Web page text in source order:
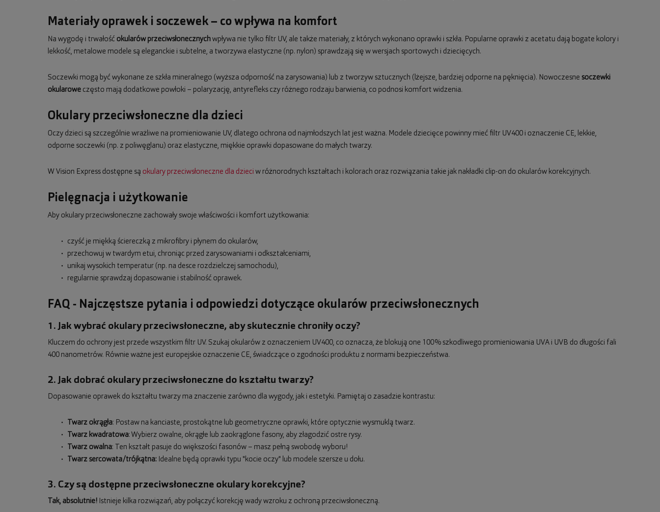
Materiały oprawek i soczewek – co wpływa na komfort
Na wygodę i trwałość okularów przeciwsłonecznych wpływa nie tylko filtr UV, ale także materiały, z których wykonano oprawki i szkła. Popularne oprawki z acetatu dają bogate kolory i
lekkość, metalowe modele są eleganckie i subtelne, a tworzywa elastyczne (np. nylon) sprawdzają się w wersjach sportowych i dziecięcych.
Soczewki mogą być wykonane ze szkła mineralnego (wyższa odporność na zarysowania) lub z tworzyw sztucznych (lżejsze, bardziej odporne na pęknięcia). Nowoczesne soczewki
okularowe często mają dodatkowe powłoki – polaryzację, antyrefleks czy różnego rodzaju barwienia, co podnosi komfort widzenia.
Okulary przeciwsłoneczne dla dzieci
Oczy dzieci są szczególnie wrażliwe na promieniowanie UV, dlatego ochrona od najmłodszych lat jest ważna. Modele dziecięce powinny mieć filtr UV400 i oznaczenie CE, lekkie,
odporne soczewki (np. z poliwęglanu) oraz elastyczne, miękkie oprawki dopasowane do małych twarzy.
W Vision Express dostępne są okulary przeciwsłoneczne dla dzieci w różnorodnych kształtach i kolorach oraz rozwiązania takie jak nakładki clip-on do okularów korekcyjnych.
Pielęgnacja i użytkowanie
Aby okulary przeciwsłoneczne zachowały swoje właściwości i komfort użytkowania:
czyść je miękką ściereczką z mikrofibry i płynem do okularów,
przechowuj w twardym etui, chroniąc przed zarysowaniami i odkształceniami,
unikaj wysokich temperatur (np. na desce rozdzielczej samochodu),
regularnie sprawdzaj dopasowanie i stabilność oprawek.
FAQ - Najczęstsze pytania i odpowiedzi dotyczące okularów przeciwsłonecznych
1. Jak wybrać okulary przeciwsłoneczne, aby skutecznie chroniły oczy?
Kluczem do ochrony jest przede wszystkim filtr UV. Szukaj okularów z oznaczeniem UV400, co oznacza, że blokują one 100% szkodliwego promieniowania UVA i UVB do długości fali
400 nanometrów. Równie ważne jest europejskie oznaczenie CE, świadczące o zgodności produktu z normami bezpieczeństwa.
2. Jak dobrać okulary przeciwsłoneczne do kształtu twarzy?
Dopasowanie oprawek do kształtu twarzy ma znaczenie zarówno dla wygody, jak i estetyki. Pamiętaj o zasadzie kontrastu:
Twarz okrągła: Postaw na kanciaste, prostokątne lub geometryczne oprawki, które optycznie wysmuklą twarz.
Twarz kwadratowa: Wybierz owalne, okrągłe lub zaokrąglone fasony, aby złagodzić ostre rysy.
Twarz owalna: Ten kształt pasuje do większości fasonów – masz pełną swobodę wyboru!
Twarz sercowata/trójkątna: Idealne będą oprawki typu "kocie oczy" lub modele szersze u dołu.
3. Czy są dostępne przeciwsłoneczne okulary korekcyjne?
Tak, absolutnie! Istnieje kilka rozwiązań, aby połączyć korekcję wady wzroku z ochroną przeciwsłoneczną.